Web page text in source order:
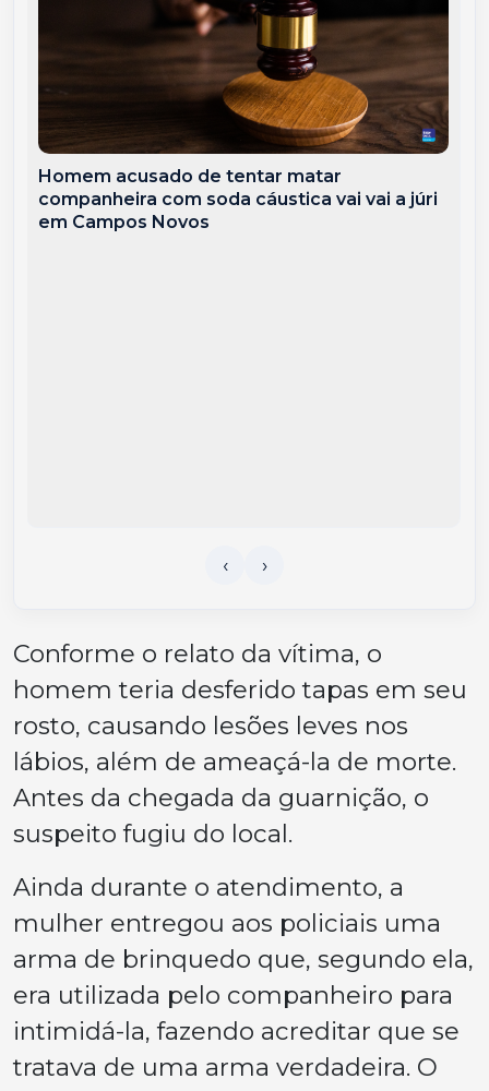
Homem acusado de tentar matar
companheira com soda cáustica vai vai a júri
em Campos Novos
Conforme o relato da vítima, o
homem teria desferido tapas em seu
rosto, causando lesões leves nos
lábios, além de ameaçá-la de morte.
Antes da chegada da guarnição, o
suspeito fugiu do local.
Ainda durante o atendimento, a
mulher entregou aos policiais uma
arma de brinquedo que, segundo ela,
era utilizada pelo companheiro para
intimidá-la, fazendo acreditar que se
tratava de uma arma verdadeira. O